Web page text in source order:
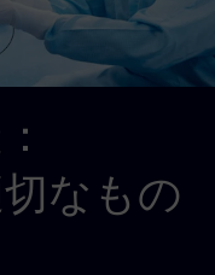
なもの